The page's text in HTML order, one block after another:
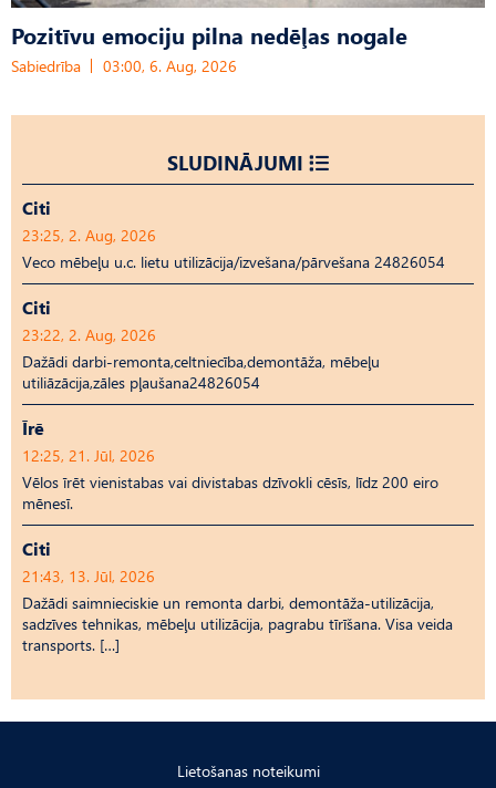
Pozitīvu emociju pilna nedēļas nogale
Sabiedrība 03:00, 6. Aug, 2026
SLUDINĀJUMI
Citi
23:25, 2. Aug, 2026
Veco mēbeļu u.c. lietu utilizācija/izvešana/pārvešana 24826054
Citi
23:22, 2. Aug, 2026
Dažādi darbi-remonta,celtniecība,demontāža, mēbeļu
utiliāzācija,zāles pļaušana24826054
Īrē
12:25, 21. Jūl, 2026
Vēlos īrēt vienistabas vai divistabas dzīvokli cēsīs, līdz 200 eiro
mēnesī.
Citi
21:43, 13. Jūl, 2026
Dažādi saimnieciskie un remonta darbi, demontāža-utilizācija,
sadzīves tehnikas, mēbeļu utilizācija, pagrabu tīrīšana. Visa veida
transports. […]
Lietošanas noteikumi